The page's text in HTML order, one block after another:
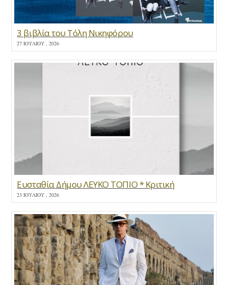
3 βιβλία του Τόλη Νικηφόρου
27 ΙΟΥΛΊΟΥ , 2026
Ευσταθία Δήμου ΛΕΥΚΟ ΤΟΠΙΟ * Κριτική
23 ΙΟΥΛΊΟΥ , 2026